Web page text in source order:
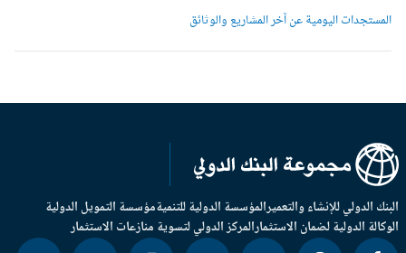
المستجدات اليومية عن آخر المشاريع والوثائق
الدولي للإنشاء والتعميرالمؤسسة الدولية للتنميةمؤسسة التمويل الدولية
الدولية لضمان الاستثمارالمركز الدولي لتسوية منازعات الاستثمار